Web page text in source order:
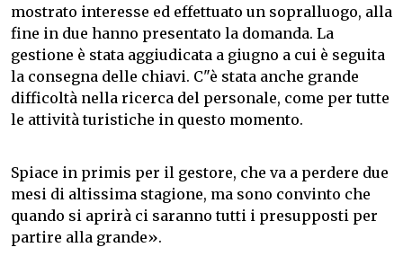
mostrato interesse ed effettuato un sopralluogo, alla
fine in due hanno presentato la domanda. La
gestione è stata aggiudicata a giugno a cui è seguita
la consegna delle chiavi. C"è stata anche grande
difficoltà nella ricerca del personale, come per tutte
le attività turistiche in questo momento.
Spiace in primis per il gestore, che va a perdere due
mesi di altissima stagione, ma sono convinto che
quando si aprirà ci saranno tutti i presupposti per
partire alla grande».